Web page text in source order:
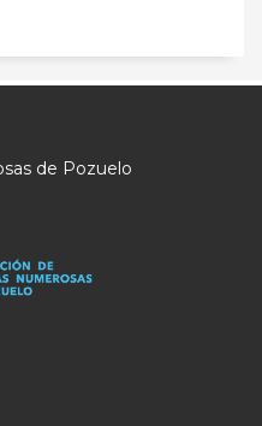
de Pozuelo